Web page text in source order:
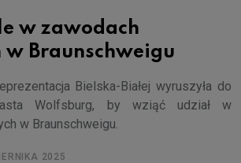
w zawodach
w Braunschweigu
Bielska-Białej wyruszyła do
Wolfsburg, by wziąć udział w
w Braunschweigu.
2025